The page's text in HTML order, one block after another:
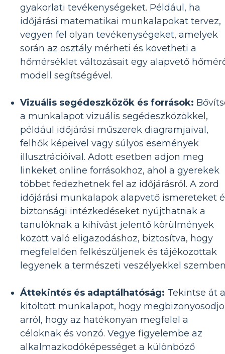
gyakorlati tevékenységeket. Például, ha
időjárási matematikai munkalapokat tervez,
vegyen fel olyan tevékenységeket, amelyek
során az osztály mérheti és követheti a
hőmérséklet változásait egy alapvető
modell segítségével.
Vizuális segédeszközök és források:
a munkalapot vizuális segédeszközökkel,
például időjárási műszerek diagramjaival,
felhők képeivel vagy súlyos események
illusztrációival. Adott esetben adjon meg
linkeket online forrásokhoz, ahol a gyerekek
többet fedezhetnek fel az időjárásról. A zord
időjárási munkalapok alapvető ismereteket
biztonsági intézkedéseket nyújthatnak a
tanulóknak a kihívást jelentő körülmények
között való eligazodáshoz, biztosítva, hogy
megfelelően felkészüljenek és tájékozottak
legyenek a természeti veszélyekkel
Áttekintés és adaptálhatóság: Tekintse át a
kitöltött munkalapot, hogy
arról, hogy az hatékonyan megfelel a
céloknak és vonzó. Vegye figyelembe az
alkalmazkodóképességet a különböző